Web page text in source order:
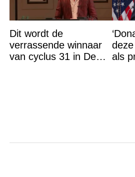
Dit wordt de
verrassende winnaar
van cyclus 31 in De
als